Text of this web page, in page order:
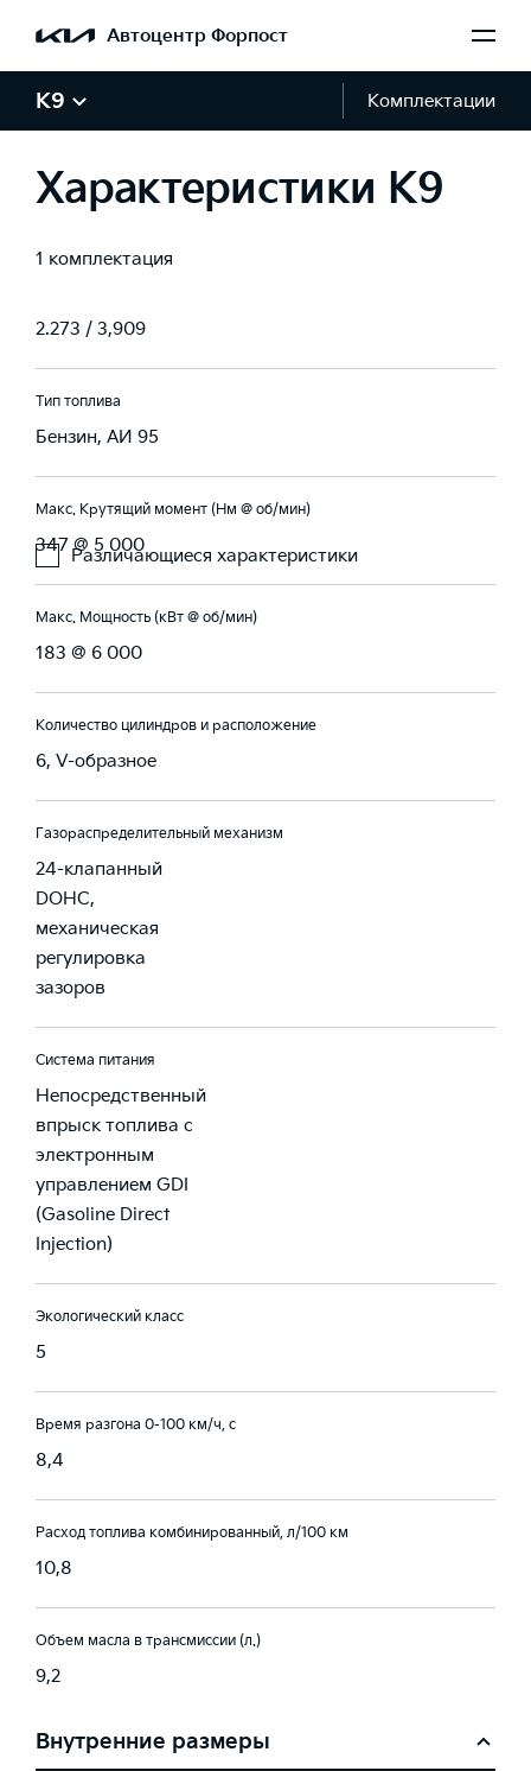
Автоцентр Форпост
K9 Комплектации
Характеристики K9
1 комплектация
Различающиеся характеристики
Задняя передача, Главная передача)
3.665 / 2.396 /
1.000 / 0.826 /
2.273 / 3,909
Тип топлива
Бензин, АИ 95
Макс. Крутящий момент (Нм @ об/мин)
347 @ 5 000
Макс. Мощность (кВт @ об/мин)
183 @ 6 000
Количество цилиндров и расположение
6, V-образное
Газораспределительный механизм
24-клапанный
DOHC,
механическая
регулировка
зазоров
Система питания
Непосредственный
впрыск топлива с
электронным
управлением GDI
(Gasoline Direct
Injection)
Экологический класс
5
Время разгона 0-100 км/ч, с
8,4
Расход топлива комбинированный, л/100 км
10,8
Объем масла в трансмиссии (л.)
9,2
Внутренние размеры